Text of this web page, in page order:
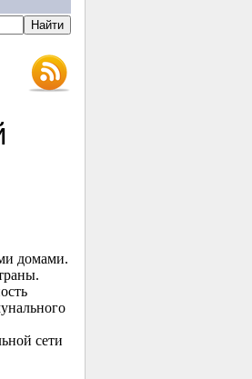
домами.
сети